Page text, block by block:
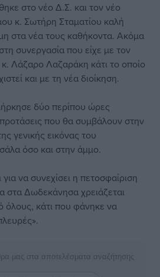
στο νέο Δ.Σ. και τον νέο
κ. Σωτήρη Σταματίου καλή
στα νέα τους καθήκοντα. Ακόμα
συνεργασία που είχε με τον
Λάζαρο Λαζαράκη κάτι το οποίο
και με τη νέα διοίκηση.
δύο περίπου ώρες
που θα συμβάλουν στην
γενικής εικόνας του
όσο και στην άμμο.
να συνεχίσει η πετοσφαίριση
στα Δωδεκάνησα χρειάζεται
όλους, κάτι που φάνηκε να
μας στα αποτελέσματα αναζήτησης